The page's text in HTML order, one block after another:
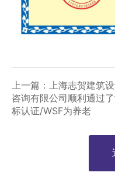
上一篇：上海志贺建筑
咨询有限公司顺利通过
标认证/WSF为养老